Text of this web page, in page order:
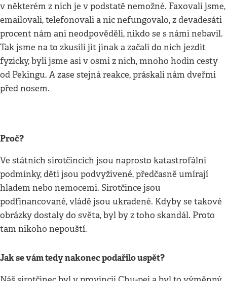
v některém z nich je v podstatě nemožné. Faxovali jsme,
emailovali, telefonovali a nic nefungovalo, z devadesáti
procent nám ani neodpověděli, nikdo se s námi nebavil.
Tak jsme na to zkusili jít jinak a začali do nich jezdit
fyzicky, byli jsme asi v osmi z nich, mnoho hodin cesty
od Pekingu. A zase stejná reakce, práskali nám dveřmi
před nosem.
Proč?
Ve státních sirotčincích jsou naprosto katastrofální
podmínky, děti jsou podvyživené, předčasně umírají
hladem nebo nemocemi. Sirotčince jsou
podfinancované, vládě jsou ukradené. Kdyby se takové
obrázky dostaly do světa, byl by z toho skandál. Proto
tam nikoho nepouští.
Jak se vám tedy nakonec podařilo uspět?